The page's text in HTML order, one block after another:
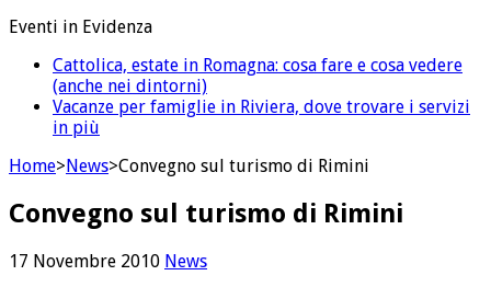
Eventi in Evidenza
Cattolica, estate in Romagna: cosa fare e cosa vedere
(anche nei dintorni)
Vacanze per famiglie in Riviera, dove trovare i servizi
in più
Home>News>Convegno sul turismo di Rimini
Convegno sul turismo di Rimini
17 Novembre 2010 News